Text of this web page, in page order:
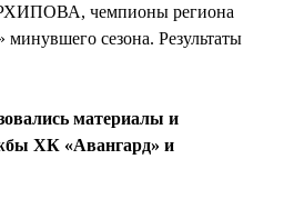
чемпионы региона
сезона. Результаты
материалы и
ХК «Авангард» и